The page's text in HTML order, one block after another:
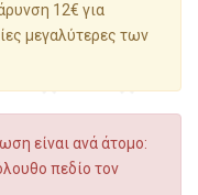
12€ για
μεγαλύτερες των
είναι ανά άτομο:
πεδίο τον